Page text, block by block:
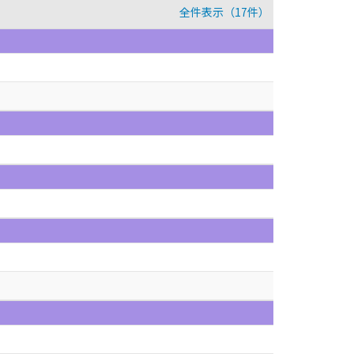
全件表示（17件）